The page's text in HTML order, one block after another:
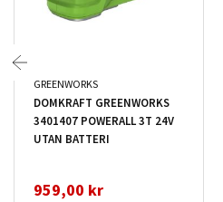
GREENWORKS
DOMKRAFT GREENWORKS
3401407 POWERALL 3T 24V
UTAN BATTERI
959,00 kr